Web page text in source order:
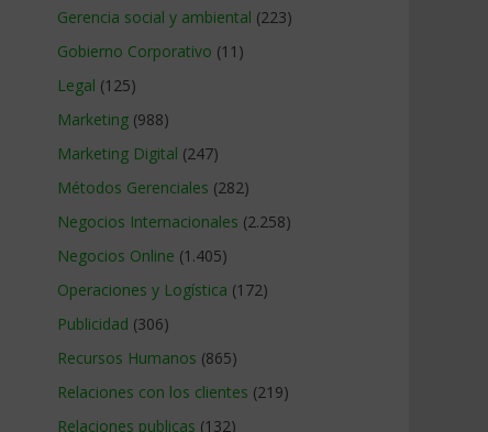
Gerencia social y ambiental (223)
Gobierno Corporativo (11)
Legal (125)
Marketing (988)
Marketing Digital (247)
Métodos Gerenciales (282)
Negocios Internacionales (2.258)
Negocios Online (1.405)
Operaciones y Logística (172)
Publicidad (306)
Recursos Humanos (865)
Relaciones con los clientes (219)
Relaciones publicas (132)